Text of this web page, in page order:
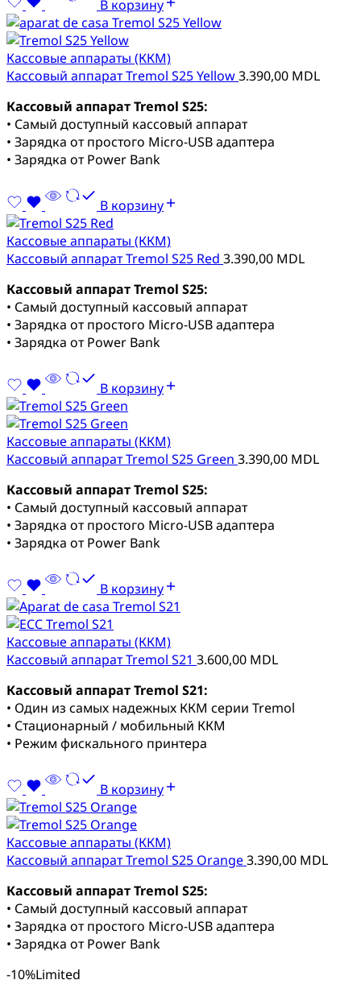
В корзину
Кассовые аппараты (ККМ)
Кассовый аппарат Tremol S25 Yellow3.390,00 MDL
Кассовый аппарат Tremol S25:
• Самый доступный кассовый аппарат
• Зарядка от простого Micro-USB адаптера
• Зарядка от Power Bank
В корзину
Кассовые аппараты (ККМ)
Кассовый аппарат Tremol S25 Red 3.390,00 MDL
Кассовый аппарат Tremol S25:
• Самый доступный кассовый аппарат
• Зарядка от простого Micro-USB адаптера
• Зарядка от Power Bank
В корзину
Кассовые аппараты (ККМ)
Кассовый аппарат Tremol S25 Green 3.390,00 MDL
Кассовый аппарат Tremol S25:
• Самый доступный кассовый аппарат
• Зарядка от простого Micro-USB адаптера
• Зарядка от Power Bank
В корзину
Кассовые аппараты (ККМ)
Кассовый аппарат Tremol S21 3.600,00 MDL
Кассовый аппарат Tremol S21:
• Один из самых надежных ККМ серии Tremol
• Стационарный / мобильный ККМ
• Режим фискального принтера
В корзину
Кассовые аппараты (ККМ)
Кассовый аппарат Tremol S25 Orange3.390,00 MDL
Кассовый аппарат Tremol S25:
• Самый доступный кассовый аппарат
• Зарядка от простого Micro-USB адаптера
• Зарядка от Power Bank
-10%Limited